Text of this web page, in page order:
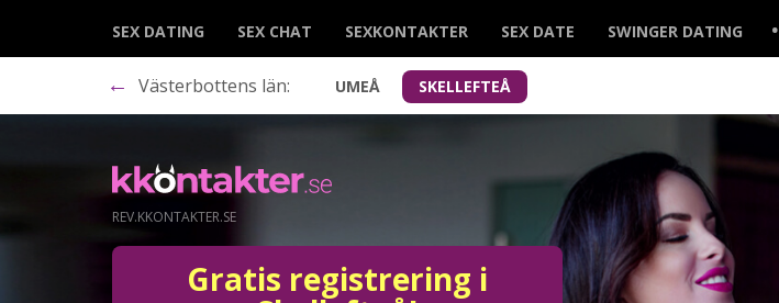
SEX DATING SEX CHAT SEXKONTAKTER SEX DATE SWINGER DATING
← Västerbottens län: UMEÅ SKELLEFTEÅ
REV.KKONTAKTER.SE
Gratis registrering i